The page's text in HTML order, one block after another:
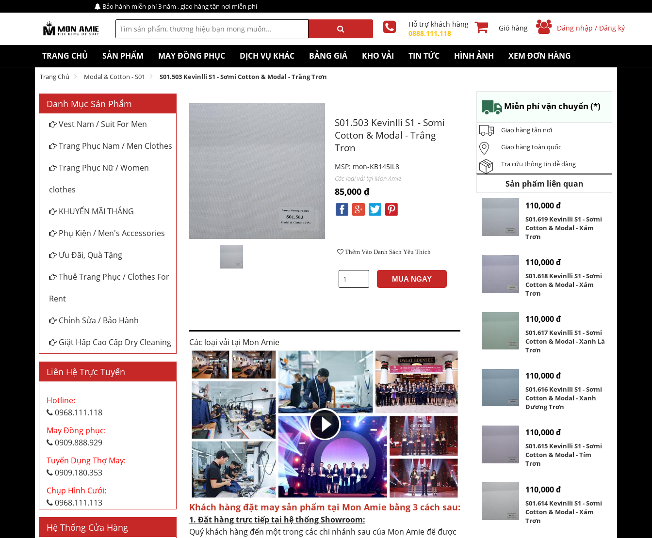
Bảo hành miễn phí 3 năm , giao hàng tận nơi miễn phí
Hỗ trợ khách hàng
0888.111.118
Giỏ hàng Đăng nhập / Đăng ký
TRANG CHỦ SẢN PHẨM MAY ĐỒNG PHỤC DỊCH VỤ KHÁC BẢNG GIÁ KHO VẢI TIN TỨC HÌNH ẢNH XEM ĐƠN HÀNG
Trang Chủ Modal & Cotton - S01 S01.503 Kevinlli S1 - Sơmi Cotton & Modal - Trắng Trơn
Danh Mục Sản Phẩm
Vest Nam / Suit For Men
Trang Phục Nam / Men Clothes
Trang Phục Nữ / Women
clothes
KHUYẾN MÃI THÁNG
Phụ Kiện / Men's Accessories
Ưu Đãi, Quà Tặng
Thuê Trang Phục / Clothes For
Rent
Chỉnh Sửa / Bảo Hành
Giặt Hấp Cao Cấp Dry Cleaning
Liên Hệ Trực Tuyến
Hotline:
0968.111.118
May Đồng phục:
0909.888.929
Tuyển Dụng Thợ May:
0909.180.353
Chụp Hình Cưới:
0968.111.113
Hệ Thống Cửa Hàng
S01.503 Kevinlli S1 - Sơmi
Cotton & Modal - Trắng
Trơn
MSP: mon-KB145IL8
Các loại vải tại Mon Amie
85,000 ₫
Thêm Vào Danh Sách Yêu Thích
MUA NGAY
Các loại vải tại Mon Amie
Khách hàng đặt may sản phẩm tại Mon Amie bằng 3 cách sau:
1. Đặt hàng trực tiếp tại hệ thống Showroom:
Quý khách hàng đến một trong các chi nhánh sau của Mon Amie để được
Miễn phí vận chuyển (*)
Giao hàng tận nơi
Giao hàng toàn quốc
Tra cứu thông tin dễ dàng
Sản phẩm liên quan
110,000 đ
S01.619 Kevinlli S1 - Sơmi
Cotton & Modal - Xám
Trơn
110,000 đ
S01.618 Kevinlli S1 - Sơmi
Cotton & Modal - Xám
Trơn
110,000 đ
S01.617 Kevinlli S1 - Sơmi
Cotton & Modal - Xanh Lá
Trơn
110,000 đ
S01.616 Kevinlli S1 - Sơmi
Cotton & Modal - Xanh
Dương Trơn
110,000 đ
S01.615 Kevinlli S1 - Sơmi
Cotton & Modal - Tím
Trơn
110,000 đ
S01.614 Kevinlli S1 - Sơmi
Cotton & Modal - Xám
Trơn